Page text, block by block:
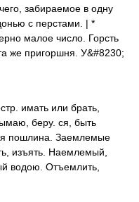
забираемое в одну
с перстами. | *
малое число. Горсть
же пригоршня. У&#8230;
имать или брать,
беру. ся, быть
пошлина. Заемлемые
изъять. Наемлемый,
водою. Отъемлить,